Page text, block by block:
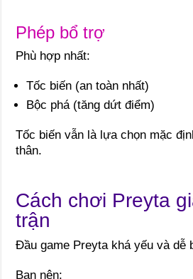
Phép bổ trợ
Phù hợp nhất:
Tốc biến (an toàn nhất)
Bộc phá (tăng dứt điểm)
Tốc biến vẫn là lựa chọn mặc
thân.
Cách chơi Preyta
trận
Đầu game Preyta khá yếu và dễ
Bạn nên: